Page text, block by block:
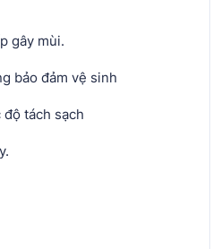
gây mùi.
bảo đảm vệ sinh
tách sạch